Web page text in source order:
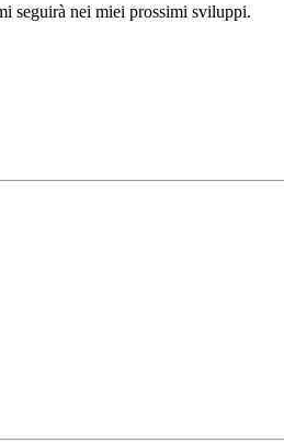
seguirà nei miei prossimi sviluppi.